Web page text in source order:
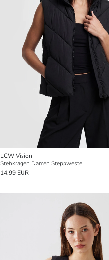
LCW Vision
Stehkragen Damen Steppweste
14.99 EUR